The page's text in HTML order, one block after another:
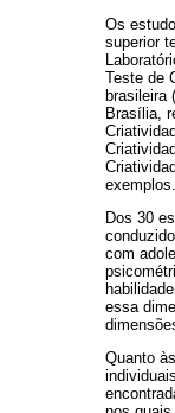
Os
superior
Teste de
brasileira
Brasília,
Dos 30
com
essa
Quanto